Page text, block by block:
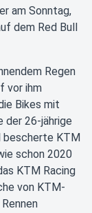
am Sonntag,
dem Red Bull
Regen
vor ihm
Bikes mit
der 26-jährige
bescherte KTM
schon 2020
KTM Racing
von KTM-